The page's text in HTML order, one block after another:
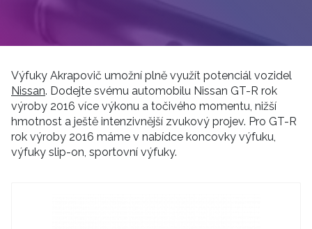
Výfuky Akrapovič umožní plně využít potenciál vozidel
Nissan. Dodejte svému automobilu Nissan GT-R rok
výroby 2016 více výkonu a točivého momentu, nižší
hmotnost a ještě intenzivnější zvukový projev. Pro GT-R
rok výroby 2016 máme v nabídce koncovky výfuku,
výfuky slip-on, sportovní výfuky.